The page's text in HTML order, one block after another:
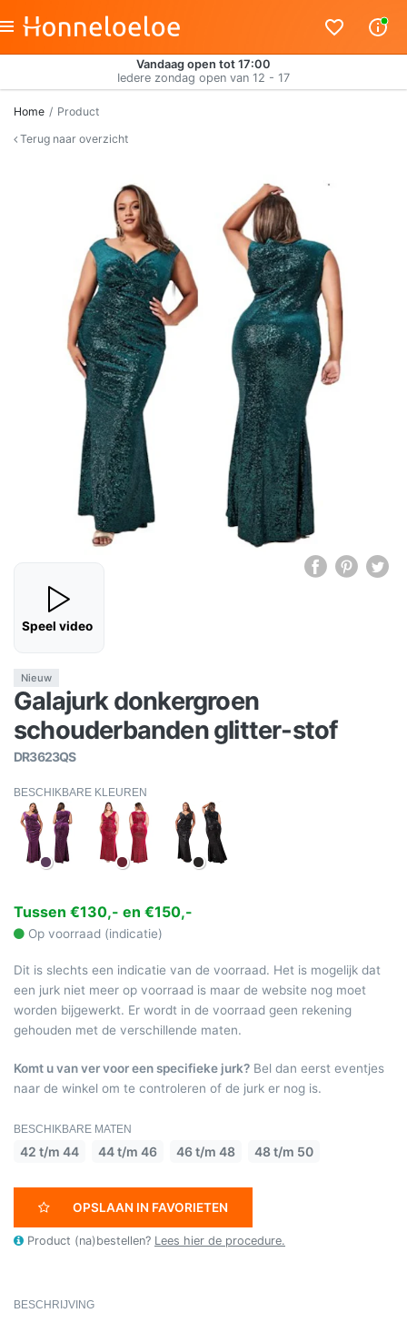
Vandaag open tot 17:00
Iedere zondag open van 12 - 17
Home
Product
Terug naar overzicht
Speel video
Nieuw
Galajurk donkergroen
schouderbanden glitter-stof
DR3623QS
BESCHIKBARE KLEUREN
Tussen €130,- en €150,-
Op voorraad (indicatie)
Dit is slechts een indicatie van de voorraad. Het is mogelijk dat
een jurk niet meer op voorraad is maar de website nog moet
worden bijgewerkt. Er wordt in de voorraad geen rekening
gehouden met de verschillende maten.
Komt u van ver voor een specifieke jurk? Bel dan eerst eventjes
naar de winkel om te controleren of de jurk er nog is.
BESCHIKBARE MATEN
42 t/m 44 44 t/m 46 46 t/m 48 48 t/m 50
OPSLAAN IN FAVORIETEN
Product (na)bestellen? Lees hier de procedure.
BESCHRIJVING